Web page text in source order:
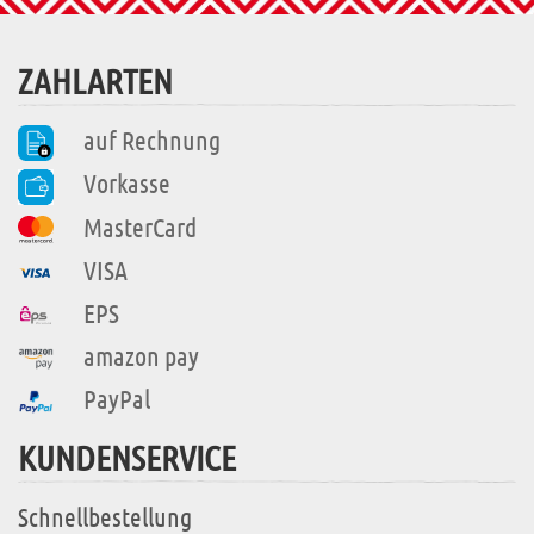
ZAHLARTEN
auf Rechnung
Vorkasse
MasterCard
VISA
EPS
amazon pay
PayPal
KUNDENSERVICE
Schnellbestellung